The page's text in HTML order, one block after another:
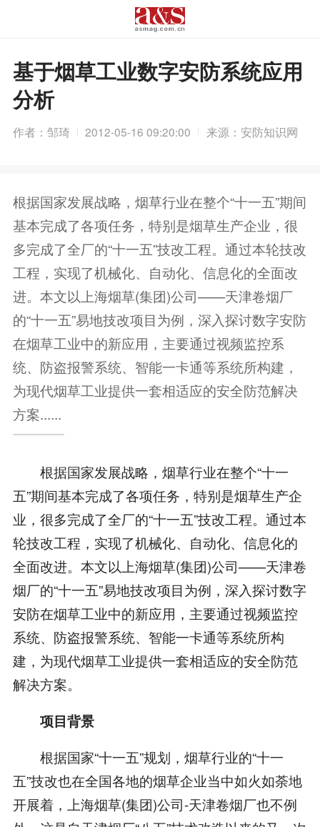
基于烟草工业数字安防系统应用
分析
作者：邹琦 2012-05-16 09:20:00 来源：安防知识网
根据国家发展战略，烟草行业在整个“十一五”期间
基本完成了各项任务，特别是烟草生产企业，很
多完成了全厂的“十一五”技改工程。通过本轮技改
工程，实现了机械化、自动化、信息化的全面改
进。本文以上海烟草(集团)公司——天津卷烟厂
的“十一五”易地技改项目为例，深入探讨数字安防
在烟草工业中的新应用，主要通过视频监控系
统、防盗报警系统、智能一卡通等系统所构建，
为现代烟草工业提供一套相适应的安全防范解决
方案......
根据国家发展战略，烟草行业在整个“十一
五”期间基本完成了各项任务，特别是烟草生产企
业，很多完成了全厂的“十一五”技改工程。通过本
轮技改工程，实现了机械化、自动化、信息化的
全面改进。本文以上海烟草(集团)公司——天津卷
烟厂的“十一五”易地技改项目为例，深入探讨数字
安防在烟草工业中的新应用，主要通过视频监控
系统、防盗报警系统、智能一卡通等系统所构
建，为现代烟草工业提供一套相适应的安全防范
解决方案。
项目背景
根据国家“十一五”规划，烟草行业的“十一
五”技改也在全国各地的烟草企业当中如火如荼地
开展着，上海烟草(集团)公司-天津卷烟厂也不例